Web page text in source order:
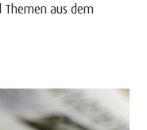
aus dem